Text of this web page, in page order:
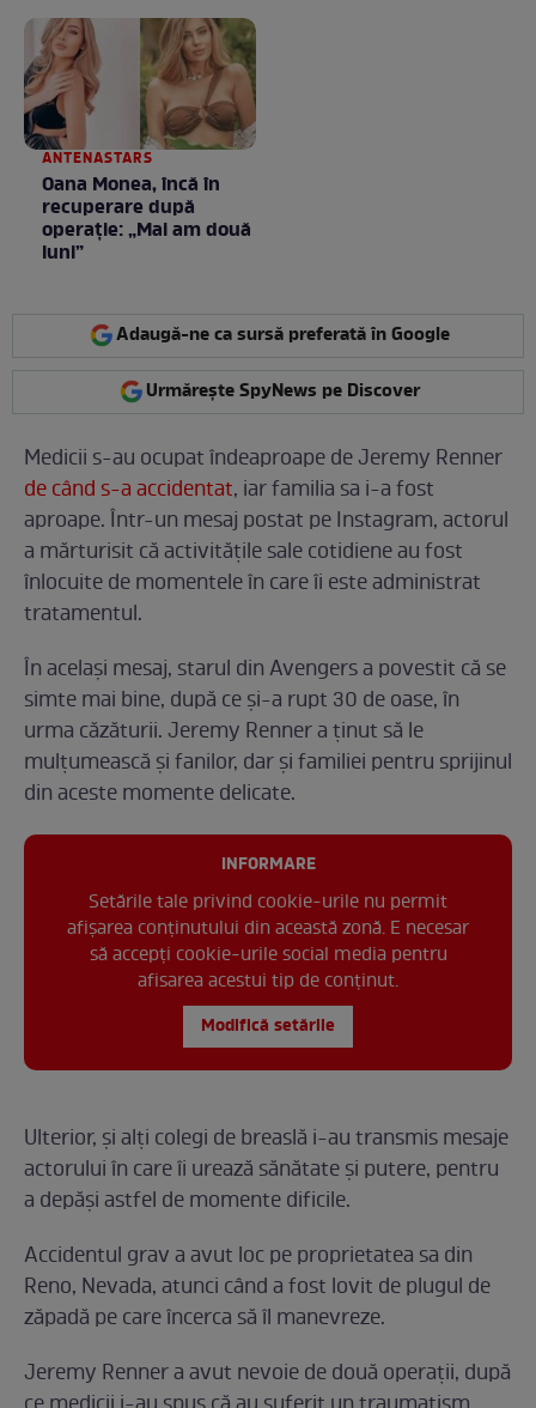
ANTENASTARS
Oana Monea, încă în
recuperare după
operație: „Mai am două
luni”
Adaugă-ne ca sursă preferată în Google
Urmărește SpyNews pe Discover
Medicii s-au ocupat îndeaproape de Jeremy Renner
de când s-a accidentat, iar familia sa i-a fost
aproape. Într-un mesaj postat pe Instagram, actorul
a mărturisit că activitățile sale cotidiene au fost
înlocuite de momentele în care îi este administrat
tratamentul.
În același mesaj, starul din Avengers a povestit că se
simte mai bine, după ce și-a rupt 30 de oase, în
urma căzăturii. Jeremy Renner a ținut să le
mulțumească și fanilor, dar și familiei pentru sprijinul
din aceste momente delicate.
INFORMARE
Setările tale privind cookie-urile nu permit
afișarea conținutului din această zonă. E necesar
să accepți cookie-urile social media pentru
afisarea acestui tip de conținut.
Modifică setările
Ulterior, și alți colegi de breaslă i-au transmis mesaje
actorului în care îi urează sănătate și putere, pentru
a depăși astfel de momente dificile.
Accidentul grav a avut loc pe proprietatea sa din
Reno, Nevada, atunci când a fost lovit de plugul de
zăpadă pe care încerca să îl manevreze.
Jeremy Renner a avut nevoie de două operații, după